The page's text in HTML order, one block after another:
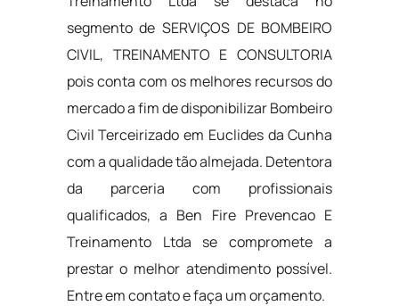
segmento de SERVIÇOS DE BOMBEIRO
CIVIL, TREINAMENTO E CONSULTORIA
pois conta com os melhores recursos do
mercado a fim de disponibilizar Bombeiro
Civil Terceirizado em Euclides da Cunha
com a qualidade tão almejada. Detentora
da parceria com profissionais
qualificados, a Ben Fire Prevencao E
Treinamento Ltda se compromete a
prestar o melhor atendimento possível.
Entre em contato e faça um orçamento.